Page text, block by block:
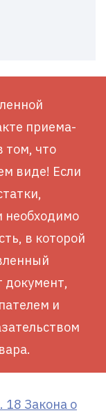
приема-
том, что
виде! Если
необходимо
в которой
документ,
и
18 Закона о